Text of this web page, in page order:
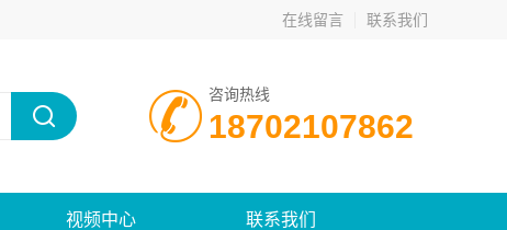
在线留言 联系我们
咨询热线
18702107862
视频中心 联系我们